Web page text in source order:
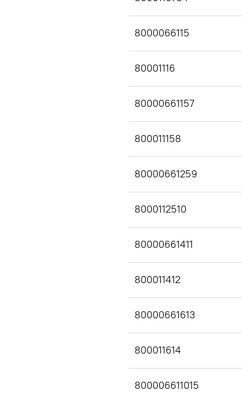
8000066115
80001116
80000661157
800011158
80000661259
8000112510
80000661411
800011412
80000661613
800011614
800006611015